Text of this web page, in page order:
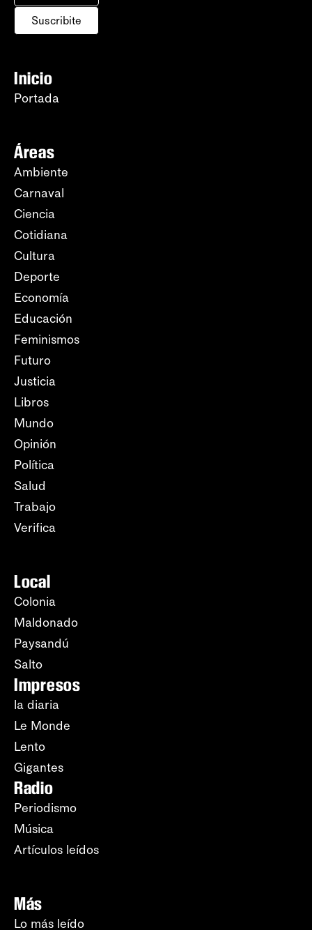
Suscribite
Inicio
Portada
Áreas
Ambiente
Carnaval
Ciencia
Cotidiana
Cultura
Deporte
Economía
Educación
Feminismos
Futuro
Justicia
Libros
Mundo
Opinión
Política
Salud
Trabajo
Verifica
Local
Colonia
Maldonado
Paysandú
Salto
Impresos
la diaria
Le Monde
Lento
Gigantes
Radio
Periodismo
Música
Artículos leídos
Más
Lo más leído